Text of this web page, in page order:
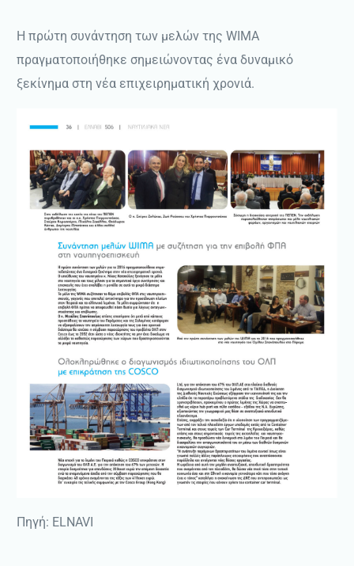
Η πρώτη συνάντηση των μελών της WIMA
πραγματοποιήθηκε σημειώνοντας ένα δυναμικό
ξεκίνημα στη νέα επιχειρηματική χρονιά.
Πηγή: ELNAVI